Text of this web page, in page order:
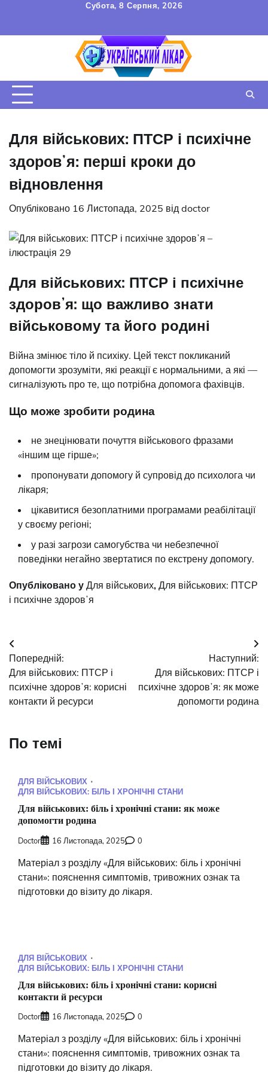
вмісту
Субота, 8 Серпня, 2026
КОРИСТУВАЧА
Для військових: ПТСР і психічне
здоровʼя: перші кроки до
відновлення
Опубліковано 16 Листопада, 2025 від doctor
Для військових: ПТСР і психічне
здоровʼя: що важливо знати
військовому та його родині
Війна змінює тіло й психіку. Цей текст покликаний
допомогти зрозуміти, які реакції є нормальними, а які —
сигналізують про те, що потрібна допомога фахівців.
Що може зробити родина
не знецінювати почуття військового фразами
«іншим ще гірше»;
пропонувати допомогу й супровід до психолога чи
лікаря;
цікавитися безоплатними програмами реабілітації
у своєму регіоні;
у разі загрози самогубства чи небезпечної
поведінки негайно звертатися по екстрену допомогу.
Опубліковано у Для військових, Для військових: ПТСР
і психічне здоровʼя
Навігація
записів
Попередній:
Для військових: ПТСР і
психічне здоровʼя: корисні
контакти й ресурси
Наступний:
Для військових: ПТСР і
психічне здоровʼя: як може
допомогти родина
По темі
ДЛЯ ВІЙСЬКОВИХ
ДЛЯ ВІЙСЬКОВИХ: БІЛЬ І ХРОНІЧНІ СТАНИ
Для військових: біль і хронічні стани: як може
допомогти родина
Doctor 16 Листопада, 2025 0
Матеріал з розділу «Для військових: біль і хронічні
стани»: пояснення симптомів, тривожних ознак та
підготовки до візиту до лікаря.
ДЛЯ ВІЙСЬКОВИХ
ДЛЯ ВІЙСЬКОВИХ: БІЛЬ І ХРОНІЧНІ СТАНИ
Для військових: біль і хронічні стани: корисні
контакти й ресурси
Doctor 16 Листопада, 2025 0
Матеріал з розділу «Для військових: біль і хронічні
стани»: пояснення симптомів, тривожних ознак та
підготовки до візиту до лікаря.